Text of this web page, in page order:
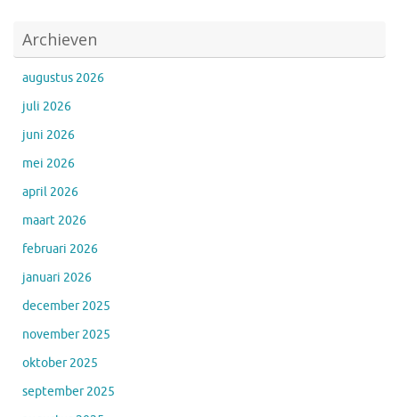
Archieven
augustus 2026
juli 2026
juni 2026
mei 2026
april 2026
maart 2026
februari 2026
januari 2026
december 2025
november 2025
oktober 2025
september 2025